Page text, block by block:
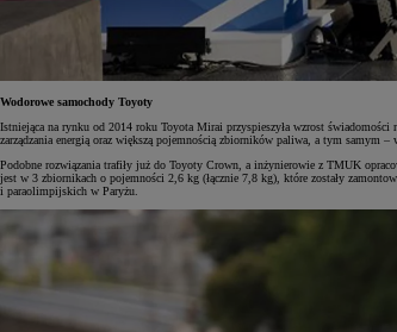
Od105 300 zł
Corolla Hatchback
HYBRID
Wodorowe samochody Toyoty
Istniejąca na rynku od 2014 roku Toyota Mirai przyspieszyła wzrost
zarządzania energią oraz większą pojemnością zbiorników paliwa, a tym samym –
Podobne rozwiązania trafiły już do Toyoty Crown, a inżynierowie z TMUK
jest w 3 zbiornikach o pojemności 2,6 kg (łącznie 7,8 kg), które zostały
i paraolimpijskich w Paryżu.